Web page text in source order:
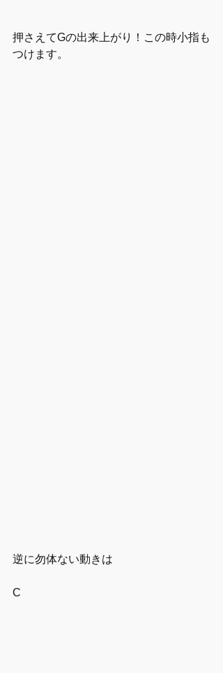
押さえてGの出来上がり！この時小指も
つけます。
逆に勿体ない動きは
C